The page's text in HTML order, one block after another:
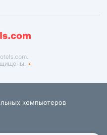
компьютеров